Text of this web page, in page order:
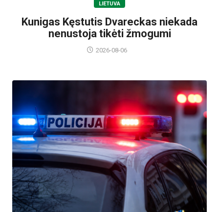
LIETUVA
Kunigas Kęstutis Dvareckas niekada
nenustoja tikėti žmogumi
2026-08-06